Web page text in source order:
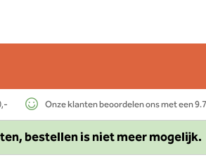
Onze klanten beoordelen ons met een
bestellen is niet meer mogelijk.